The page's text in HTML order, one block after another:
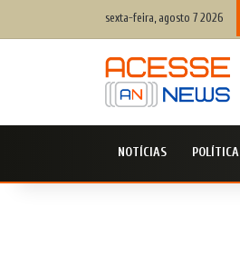
sexta-feira, agosto 7 2026
NOTÍCIAS POLÍTICA